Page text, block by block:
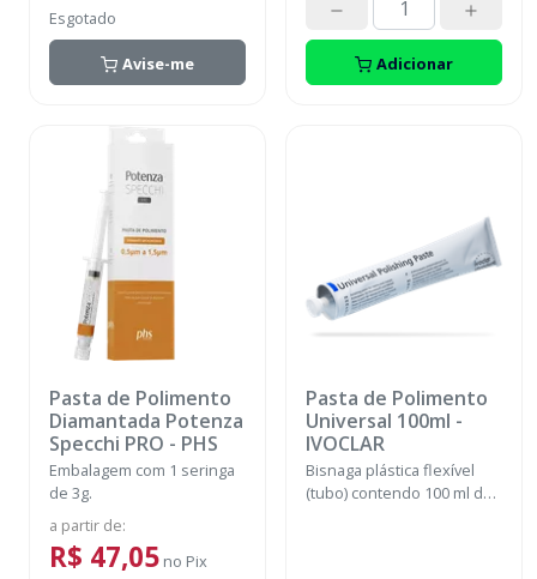
Esgotado
Avise-me Adicionar
Pasta de Polimento
Diamantada Potenza
Specchi PRO - PHS
Embalagem com 1 seringa
de 3g.
a partir de:
R$ 47,05 no Pix
Pasta de Polimento
Universal 100ml -
IVOCLAR
Bisnaga plástica flexível
(tubo) contendo 100 ml de